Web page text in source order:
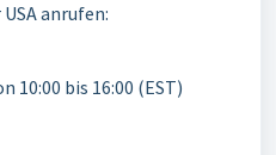
anrufen:
10:00 bis 16:00 (EST)